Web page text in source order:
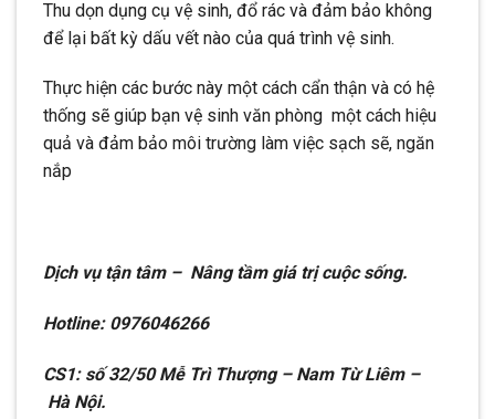
Thu dọn dụng cụ vệ sinh, đổ rác và đảm bảo không
để lại bất kỳ dấu vết nào của quá trình vệ sinh.
Thực hiện các bước này một cách cẩn thận và có hệ
thống sẽ giúp bạn vệ sinh văn phòng một cách hiệu
quả và đảm bảo môi trường làm việc sạch sẽ, ngăn
nắp
Dịch vụ tận tâm – Nâng tầm giá trị cuộc sống.
Hotline: 0976046266
CS1: số 32/50 Mễ Trì Thượng – Nam Từ Liêm –
Hà Nội.